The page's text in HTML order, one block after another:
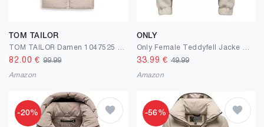
TOM TAILOR
82.00 €99.99
Amazon
ONLY
33.99 € 49.99
Amazon
-20% -56%